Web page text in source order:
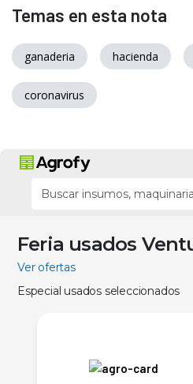
Temas en esta nota
ganaderia hacienda
coronavirus
Feria usados
Ver ofertas
Especial usados seleccionados